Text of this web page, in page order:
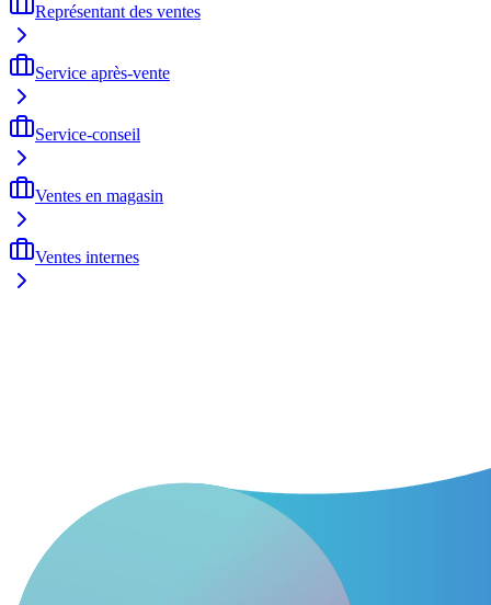
Représentant des ventes
Service après-vente
Service-conseil
Ventes en magasin
Ventes internes